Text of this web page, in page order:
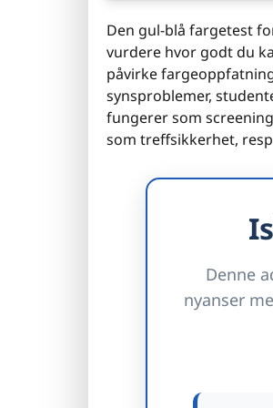
Den gul-blå fargetest
vurdere hvor godt du
påvirke
synsproblemer,
fungerer som
som treffsikkerhet,
Denne
nyanser